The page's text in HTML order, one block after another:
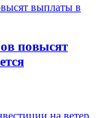
повысят